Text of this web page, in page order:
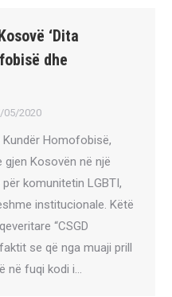
‘Dita
dhe
05/2020
Kundër Homofobisë,
gjen Kosovën në një
komunitetin LGBTI,
institucionale. Këtë
“CSGD
se që nga muaji prill
në fuqi kodi i…